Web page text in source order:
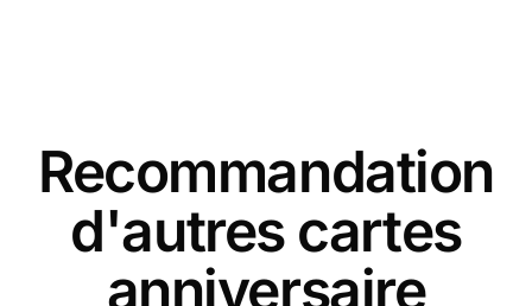
Recommandation
d'autres cartes
anniversaire